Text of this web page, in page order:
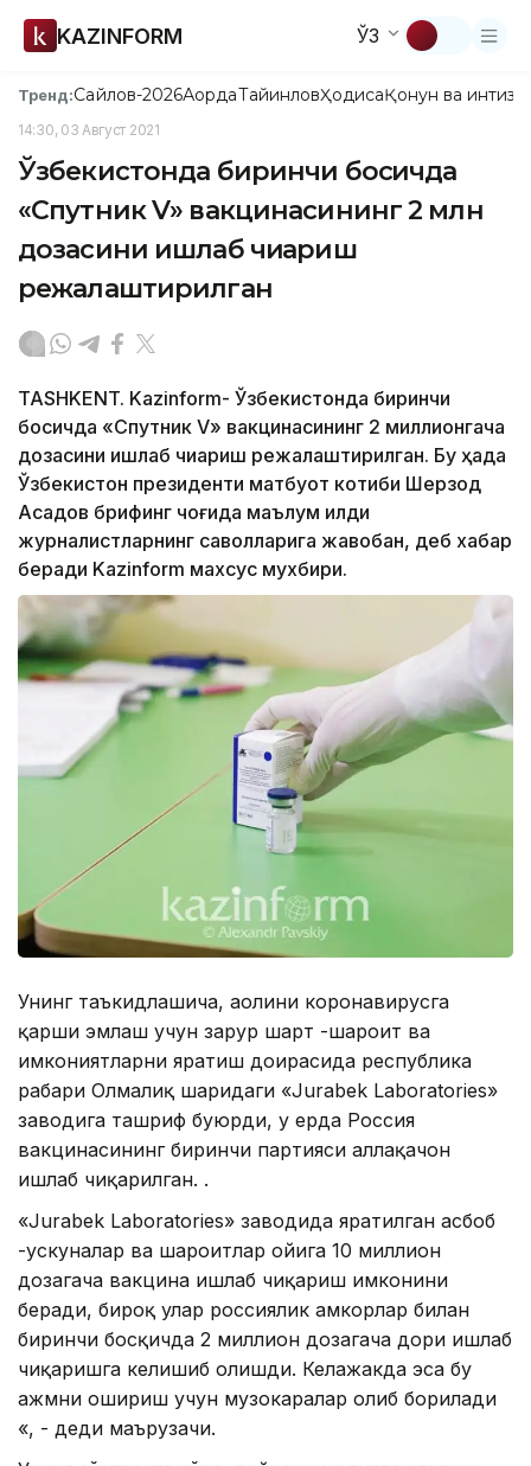
KAZINFORM ЎЗ
Тренд:Сайлов-2026АқордаТайинловҲодисаҚонун ва
14:30, 03 Август 2021
Ўзбекистонда биринчи босқичда
«Спутник V» вакцинасининг 2 млн
дозасини ишлаб чиқариш
режалаштирилган
TASHKENT. Kazinform- Ўзбекистонда биринчи
босқичда «Спутник V» вакцинасининг 2 миллионгача
дозасини ишлаб чиқариш режалаштирилган. Бу ҳақда
Ўзбекистон президенти матбуот котиби Шерзод
Асадов брифинг чоғида маълум қилди
журналистларнинг саволларига жавобан, деб хабар
беради Kazinform махсус мухбири.
Унинг таъкидлашича, аҳолини коронавирусга
қарши эмлаш учун зарур шарт -шароит ва
имкониятларни яратиш доирасида республика
раҳбари Олмалиқ шаҳридаги «Jurabek Laboratories»
заводига ташриф буюрди, у ерда Россия
вакцинасининг биринчи партияси аллақачон
ишлаб чиқарилган. .
«Jurabek Laboratories» заводида яратилган асбоб
-ускуналар ва шароитлар ойига 10 миллион
дозагача вакцина ишлаб чиқариш имконини
беради, бироқ улар россиялик ҳамкорлар билан
биринчи босқичда 2 миллион дозагача дори ишлаб
чиқаришга келишиб олишди. Келажакда эса бу
ҳажмни ошириш учун музокаралар олиб борилади
«, - деди маърузачи.